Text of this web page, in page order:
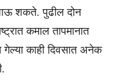
शकते. पुढील दोन
कमाल तापमानात
गेल्या काही दिवसात अनेक